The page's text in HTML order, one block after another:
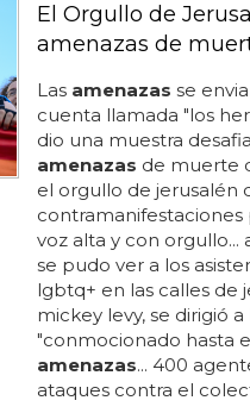
El Orgullo de
amenazas de
Las amenazas se
cuenta llamada "los
dio una muestra
amenazas de muerte
el orgullo de jerusalén
voz alta y con orgullo...
se pudo ver a los
lgbtq+ en las calles de
mickey levy, se dirigió
"conmocionado hasta
amenazas... 400
ataques contra el